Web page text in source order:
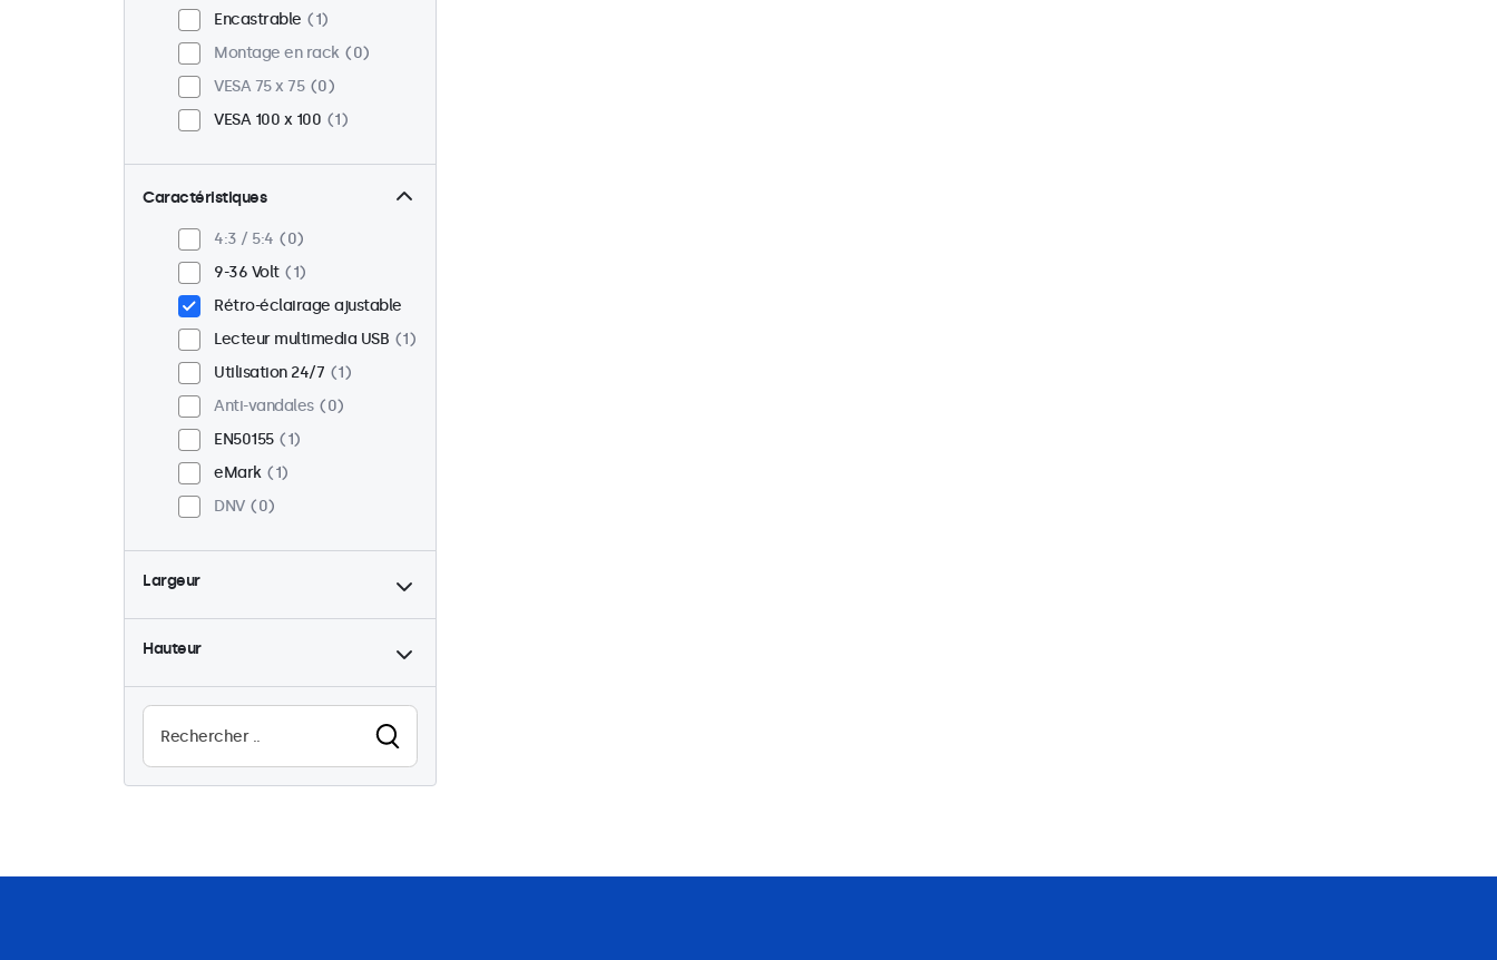
Encastrable
1
Montage en rack
0
VESA 75 x 75
0
VESA 100 x 100
1
Caractéristiques
4:3 / 5:4
0
9-36 Volt
1
Rétro-éclairage ajustable
Lecteur multimedia USB
1
Utilisation 24/7
1
Anti-vandales
0
EN50155
1
eMark
1
DNV
0
Largeur
Hauteur